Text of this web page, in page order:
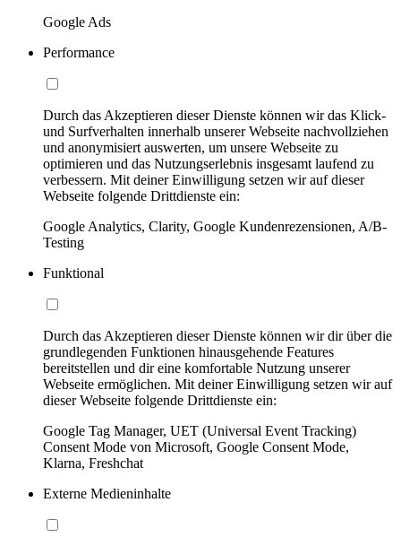
Google Ads
Performance
Durch das Akzeptieren dieser Dienste können wir das Klick-
und Surfverhalten innerhalb unserer Webseite nachvollziehen
und anonymisiert auswerten, um unsere Webseite zu
optimieren und das Nutzungserlebnis insgesamt laufend zu
verbessern. Mit deiner Einwilligung setzen wir auf dieser
Webseite folgende Drittdienste ein:
Google Analytics, Clarity, Google Kundenrezensionen, A/B-
Testing
Funktional
Durch das Akzeptieren dieser Dienste können wir dir über die
grundlegenden Funktionen hinausgehende Features
bereitstellen und dir eine komfortable Nutzung unserer
Webseite ermöglichen. Mit deiner Einwilligung setzen wir auf
dieser Webseite folgende Drittdienste ein:
Google Tag Manager, UET (Universal Event Tracking)
Consent Mode von Microsoft, Google Consent Mode,
Klarna, Freshchat
Externe Medieninhalte